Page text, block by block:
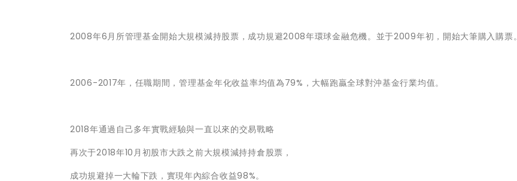
2008年6月所管理基金開始大規模減持股票，成功規避2008年環球金融危機。並于2009年初，開始大筆購入購票。
2006-2017年，任職期間，管理基金年化收益率均值為79%，大幅跑贏全球對沖基金行業均值。
2018年通過自己多年實戰經驗與一直以來的交易戰略
再次于2018年10月初股市大跌之前大規模減持持倉股票，
成功規避掉一大輪下跌，實現年內綜合收益98%。